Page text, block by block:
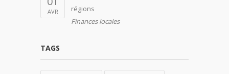
AVR
régions
Finances locales
TAGS